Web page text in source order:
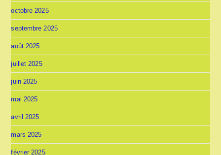
octobre 2025
septembre 2025
août 2025
juillet 2025
juin 2025
mai 2025
avril 2025
mars 2025
février 2025